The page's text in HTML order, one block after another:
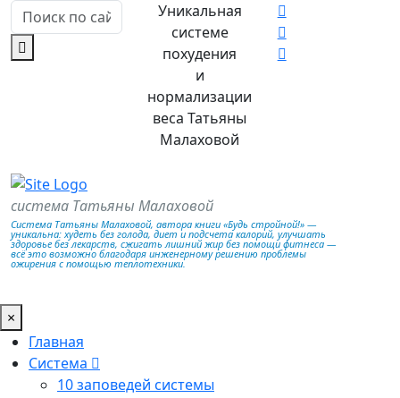
Уникальная
системе
похудения
и
нормализации
веса Татьяны
Малаховой
система Татьяны Малаховой
Система Татьяны Малаховой, автора книги «Будь стройной!» —
уникальна: худеть без голода, диет и подсчета калорий, улучшать
здоровье без лекарств, сжигать лишний жир без помощи фитнеса —
всё это возможно благодаря инженерному решению проблемы
ожирения с помощью теплотехники.
×
Главная
Система
10 заповедей системы